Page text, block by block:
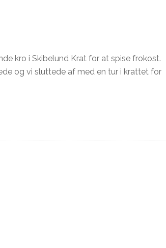
kro i Skibelund Krat for at spise frokost.
og vi sluttede af med en tur i krattet for